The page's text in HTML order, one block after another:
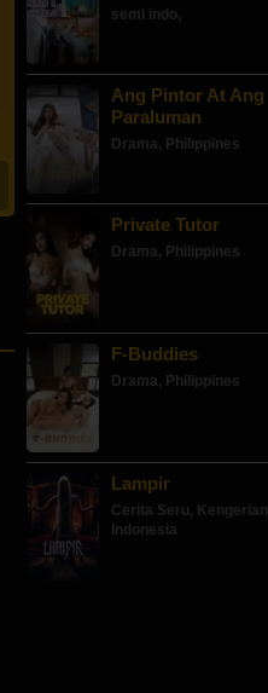
semi indo,
Ang Pintor At Ang
Paraluman
Drama, Philippines
Private Tutor
Drama, Philippines
F-Buddies
Drama, Philippines
Lampir
Cerita Seru, Kengerian
Indonesia